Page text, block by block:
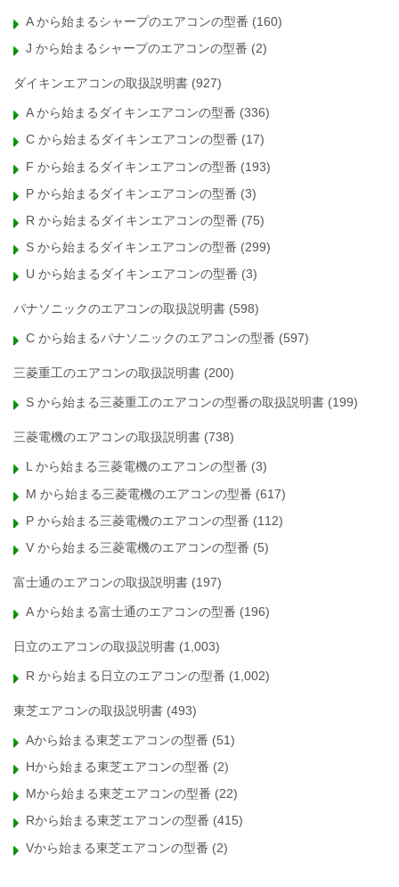
A から始まるシャープのエアコンの型番 (160)
J から始まるシャープのエアコンの型番 (2)
ダイキンエアコンの取扱説明書 (927)
A から始まるダイキンエアコンの型番 (336)
C から始まるダイキンエアコンの型番 (17)
F から始まるダイキンエアコンの型番 (193)
P から始まるダイキンエアコンの型番 (3)
R から始まるダイキンエアコンの型番 (75)
S から始まるダイキンエアコンの型番 (299)
U から始まるダイキンエアコンの型番 (3)
パナソニックのエアコンの取扱説明書 (598)
C から始まるパナソニックのエアコンの型番 (597)
三菱重工のエアコンの取扱説明書 (200)
S から始まる三菱重工のエアコンの型番の取扱説明書 (199)
三菱電機のエアコンの取扱説明書 (738)
L から始まる三菱電機のエアコンの型番 (3)
M から始まる三菱電機のエアコンの型番 (617)
P から始まる三菱電機のエアコンの型番 (112)
V から始まる三菱電機のエアコンの型番 (5)
富士通のエアコンの取扱説明書 (197)
A から始まる富士通のエアコンの型番 (196)
日立のエアコンの取扱説明書 (1,003)
R から始まる日立のエアコンの型番 (1,002)
東芝エアコンの取扱説明書 (493)
Aから始まる東芝エアコンの型番 (51)
Hから始まる東芝エアコンの型番 (2)
Mから始まる東芝エアコンの型番 (22)
Rから始まる東芝エアコンの型番 (415)
Vから始まる東芝エアコンの型番 (2)